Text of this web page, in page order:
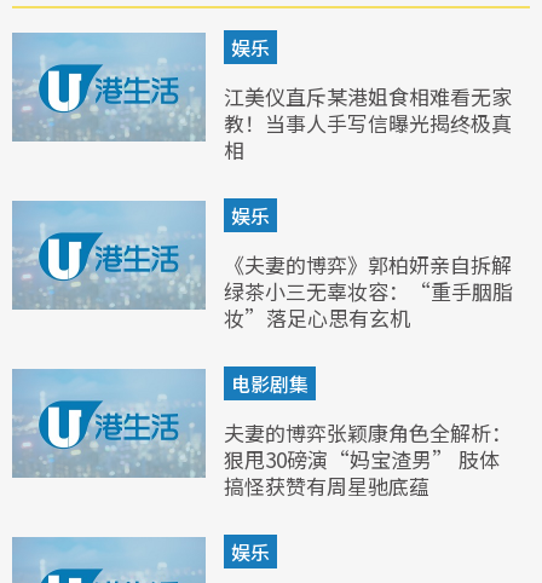
娱乐
江美仪直斥某港姐食相难看无家
教！当事人手写信曝光揭终极真
相
娱乐
《夫妻的博弈》郭柏妍亲自拆解
绿茶小三无辜妆容：“重手胭脂
妆”落足心思有玄机
电影剧集
夫妻的博弈张颖康角色全解析：
狠甩30磅演“妈宝渣男” 肢体
搞怪获赞有周星驰底蕴
娱乐